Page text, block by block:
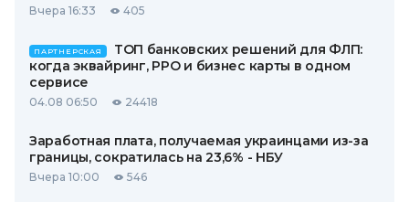
Вчера 16:33 405
ПАРТНЕРСКАЯ
ТОП банковских решений для ФЛП:
когда эквайринг, РРО и бизнес карты в одном
сервисе
04.08 06:50 24418
Заработная плата, получаемая украинцами из-за
границы, сократилась на 23,6% - НБУ
Вчера 10:00 546